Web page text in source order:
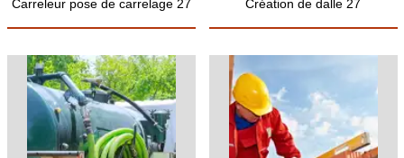
Carreleur pose de carrelage 27 Création de dalle 27